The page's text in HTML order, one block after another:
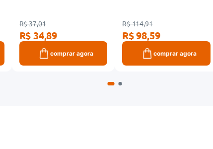
R$ 37,01
R$ 34,89
comprar agora
R$ 114,91
R$ 98,59
comprar agora